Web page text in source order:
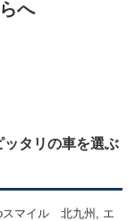
へ
タリの車を選ぶ
スマイル 北九州 , エ